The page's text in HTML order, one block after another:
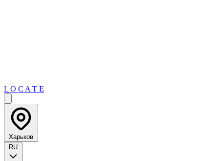
L O C A T E
Харьков
RU